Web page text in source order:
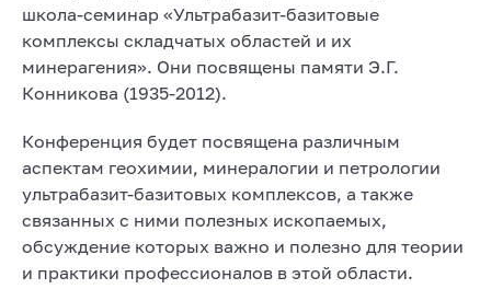
школа-семинар «Ультрабазит-базитовые
комплексы складчатых областей и их
минерагения». Они посвящены памяти Э.Г.
Конникова (1935-2012).
Конференция будет посвящена различным
аспектам геохимии, минералогии и петрологии
ультрабазит-базитовых комплексов, а также
связанных с ними полезных ископаемых,
обсуждение которых важно и полезно для теории
и практики профессионалов в этой области.